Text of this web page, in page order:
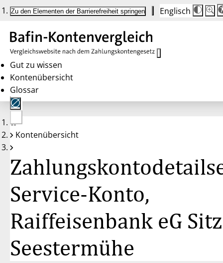
Zu den Elementen der Barrierefreiheit springen Englisch
Die
auf
100
100
Gut zu wissen
Kontenübersicht
Glossar
Keine
Konten
Kontenübersicht
Service-Konto,
Raiffeisenbank eG
Seestermühe